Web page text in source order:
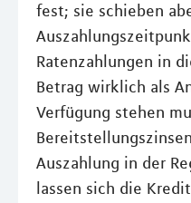
fest; sie schieben
Ratenzahlungen in
Betrag wirklich als
Verfügung stehen
Auszahlung in der
lassen sich die